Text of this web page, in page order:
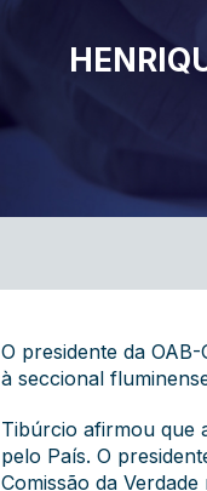
O presidente da
à seccional
Tibúrcio afirmou que
pelo País. O
Comissão da